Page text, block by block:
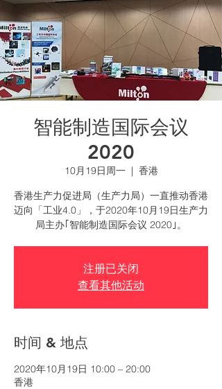
智能制造国际会议
2020
10月19日周一
  |
香港
香港生产力促进局（生产力局）一直推动香港
迈向「工业4.0」，于2020年10月19日生产力
局主办｢智能制造国际会议 2020｣。
注册已关闭
查看其他活动
时间 & 地点
2020年10月19日 10:00 – 20:00
香港